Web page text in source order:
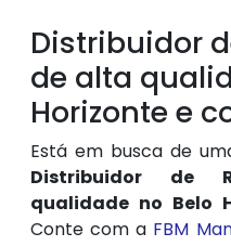
Distribuidor
de alta
Horizonte e
Está em busca de
Distribuidor de
qualidade no Belo
Conte com a FBM